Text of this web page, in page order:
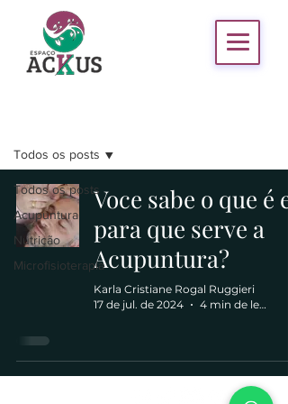
Todos os posts
Acupuntura
Nutrição
Microfisioterapia
Todos os posts
Voce sabe o que é e
para que serve a
Acupuntura?
Karla Cristiane Rogal Ruggieri
17 de jul. de 2024
4 min de leitura